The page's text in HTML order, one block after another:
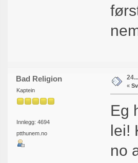
Bad Religion
Kaptein
Innlegg: 4694
ptthunem.no
24...
«
Eg
lei!
no